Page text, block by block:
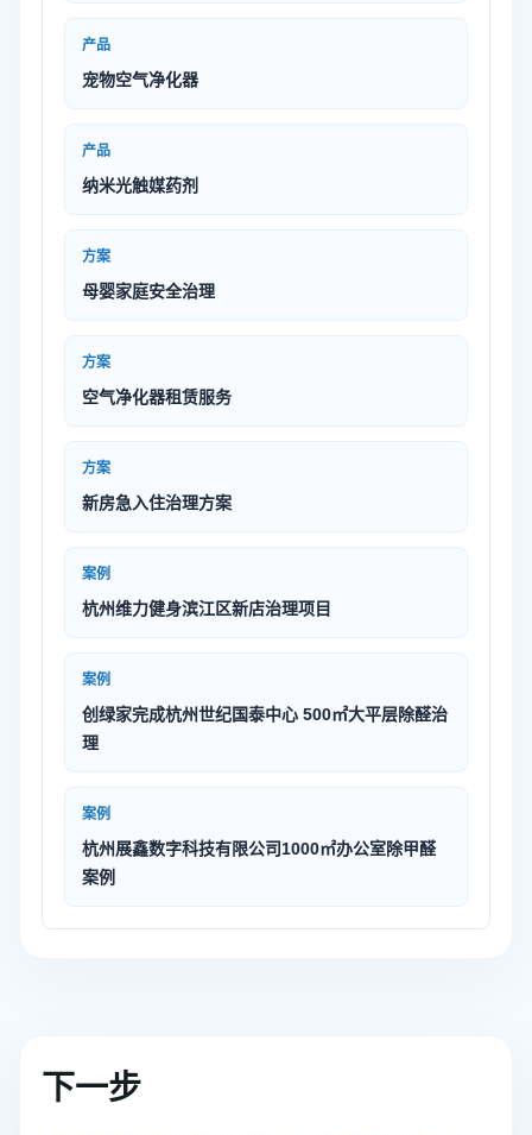
产品
宠物空气净化器
产品
纳米光触媒药剂
方案
母婴家庭安全治理
方案
空气净化器租赁服务
方案
新房急入住治理方案
案例
杭州维力健身滨江区新店治理项目
案例
创绿家完成杭州世纪国泰中心 500㎡大平层除醛治
理
案例
杭州展鑫数字科技有限公司1000㎡办公室除甲醛
案例
下一步